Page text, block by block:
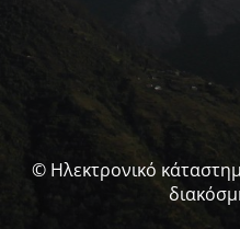
© Ηλεκτρονικό